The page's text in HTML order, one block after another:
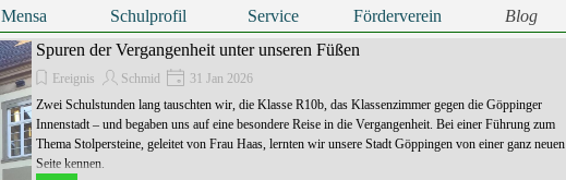
Menü überspringen
▼
Mensa Schulprofil ▼
Service ▼
Förderverein Blog
Spuren der Vergangenheit unter unseren Füßen
Ereignis Schmid
31 Jan 2026
Zwei Schulstunden lang tauschten wir, die Klasse R10b, das Klassenzimmer gegen die Göppinger
Innenstadt – und begaben uns auf eine besondere Reise in die Vergangenheit. Bei einer Führung zum
Thema Stolpersteine, geleitet von Frau Haas, lernten wir unsere Stadt Göppingen von einer ganz neuen
Seite kennen.